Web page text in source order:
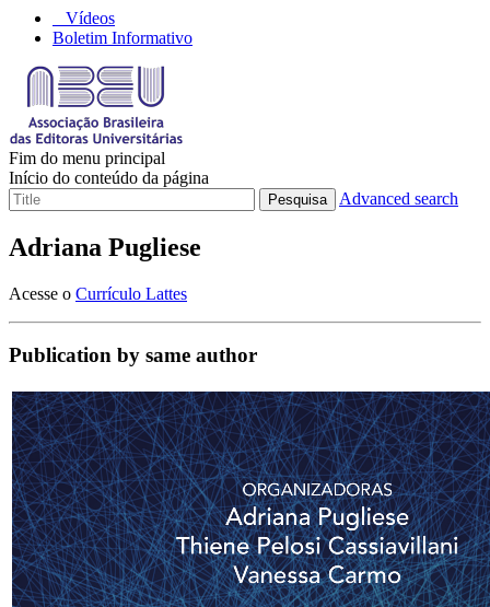
Vídeos
Boletim Informativo
Fim do menu principal
Início do conteúdo da página
Pesquisa Advanced search
Adriana Pugliese
Acesse o Currículo Lattes
Publication by same author